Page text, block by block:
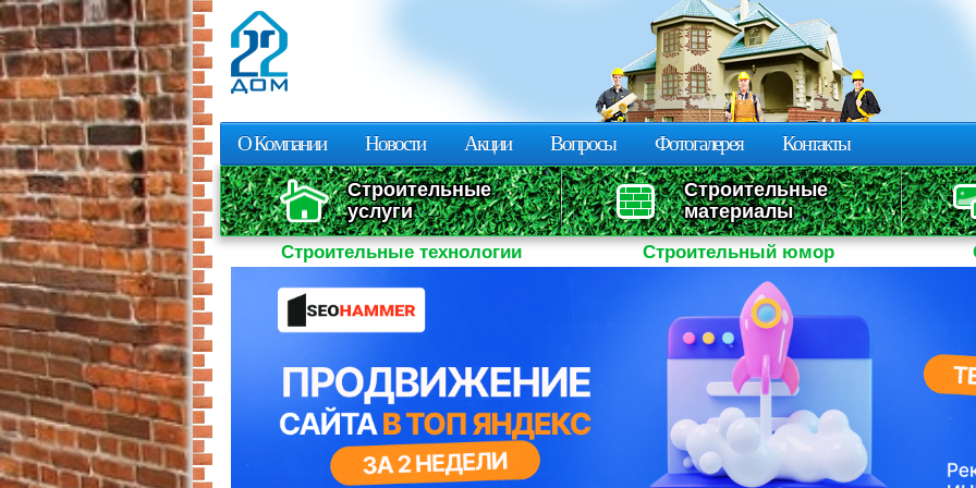
Перейти к
основному
содержанию
Строительные
услуги
Строительные
материалы
О Компании Новости Акции Вопросы Фотогалерея Контакты
Строительные технологии Строительный юмор